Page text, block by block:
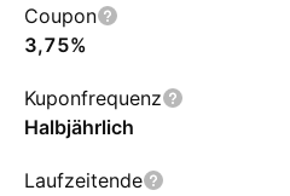
Coupon
3,75%
Kuponfrequenz
Halbjährlich
Laufzeitende